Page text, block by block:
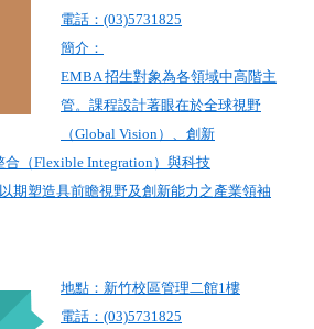
電話：(03)5731825
簡介：
EMBA 招生對象為各領域中高階主
管。課程設計著眼在於全球視野
（Global Vision）、創新
合（Flexible Integration）與科技
以期塑造具前瞻視野及創新能力之產業領袖
地點：新竹校區管理二館1樓
電話：(03)5731825